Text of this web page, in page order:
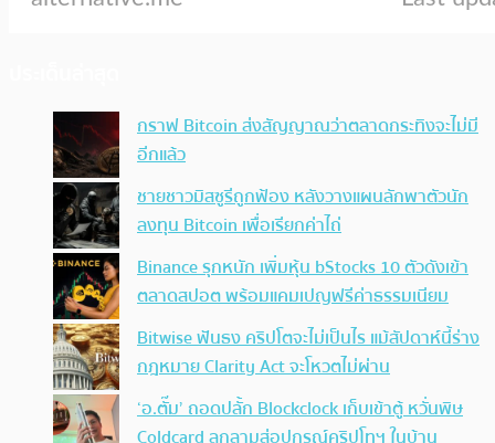
กราฟ Bitcoin ส่งสัญญาณว่าตลาดกระทิงจะไม่มี
อีกแล้ว
ชายชาวมิสซูรีถูกฟ้อง หลังวางแผนลักพาตัวนัก
ลงทุน Bitcoin เพื่อเรียกค่าไถ่
Binance รุกหนัก เพิ่มหุ้น bStocks 10 ตัวดังเข้า
ตลาดสปอต พร้อมแคมเปญฟรีค่าธรรมเนียม
Bitwise ฟันธง คริปโตจะไม่เป็นไร แม้สัปดาห์นี้ร่าง
กฎหมาย Clarity Act จะโหวตไม่ผ่าน
‘อ.ตั๊ม’ ถอดปลั้ก Blockclock เก็บเข้าตู้ หวั่นพิษ